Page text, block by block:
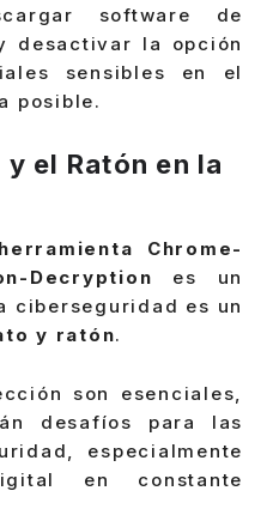
software de
desactivar la opción
sensibles en el
posible.
el Ratón en la
Chrome-
Decryption es un
ciberseguridad es un
y ratón.
son esenciales,
desafíos para las
especialmente
en constante